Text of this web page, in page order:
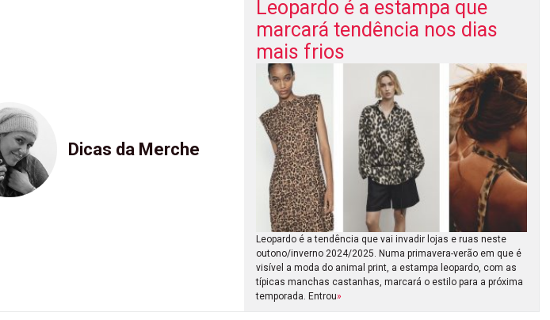
Dicas da Merche
Leopardo é a estampa que
marcará tendência nos dias
mais frios
Leopardo é a tendência que vai invadir lojas e ruas neste
outono/inverno 2024/2025. Numa primavera-verão em que é
visível a moda do animal print, a estampa leopardo, com as
típicas manchas castanhas, marcará o estilo para a próxima
temporada. Entrou»